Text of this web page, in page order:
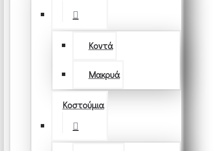
Κοντά
Μακρυά
Κοστούμια